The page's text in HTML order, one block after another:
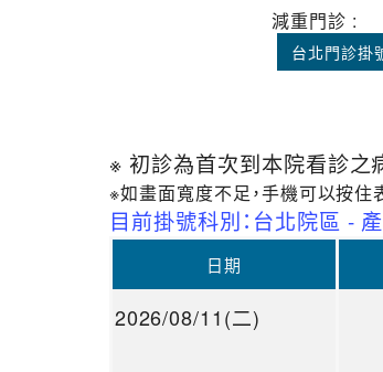
減重門診 :
台北門診掛
※ 初診為首次到本院看診之
※如畫面寬度不足，手機可以按住
目前掛號科別：台北院區 -
日期
2026/08/11(二)